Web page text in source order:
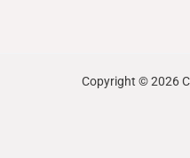
Copyright © 2026